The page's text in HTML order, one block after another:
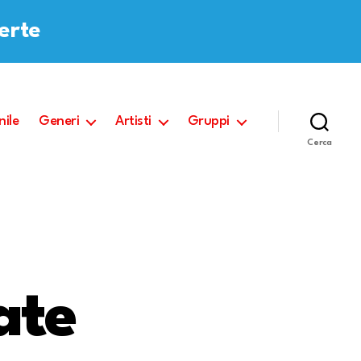
Generi Artisti Gruppi
Cerca